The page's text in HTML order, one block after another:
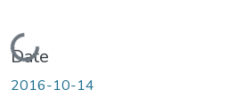
Loading...
Date
2016-10-14